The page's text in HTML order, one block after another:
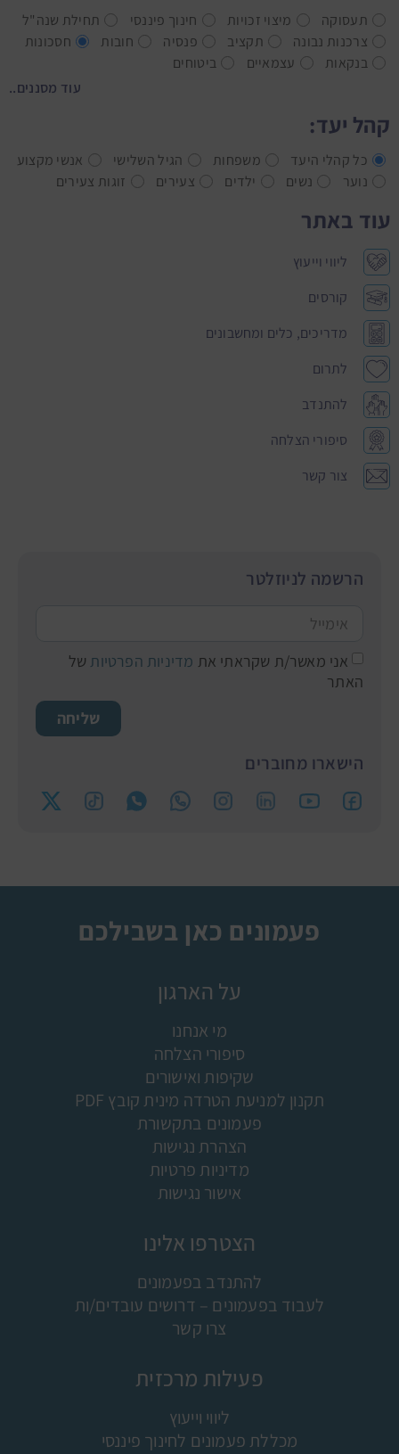
תעסוקה מיצוי זכויות חינוך פיננסי
תחילת שנה"ל
צרכנות נבונה
תקציב פנסיה חובות
חסכונות
בנקאות
עצמאיים
ביטוחים
עוד מסננים..
קהל יעד:
כל קהלי היעד משפחות הגיל השלישי
אנשי מקצוע
נוער
נשים ילדים צעירים זוגות צעירים
עוד באתר
ליווי וייעוץ
קורסים
מדריכים, כלים ומחשבונים
לתרום
להתנדב
סיפורי הצלחה
צור קשר
הרשמה לניוזלטר
אני מאשר/ת שקראתי את מדיניות הפרטיות של
האתר
שליחה
הישארו מחוברים
פעמונים כאן בשבילכם
על הארגון
מי אנחנו
סיפורי הצלחה
שקיפות ואישורים
תקנון למניעת הטרדה מינית קובץ PDF
פעמונים בתקשורת
הצהרת נגישות
מדיניות פרטיות
אישור נגישות
הצטרפו אלינו
להתנדב בפעמונים
לעבוד בפעמונים – דרושים עובדים/ות
צרו קשר
פעילות מרכזית
ליווי וייעוץ
מכללת פעמונים לחינוך פיננסי